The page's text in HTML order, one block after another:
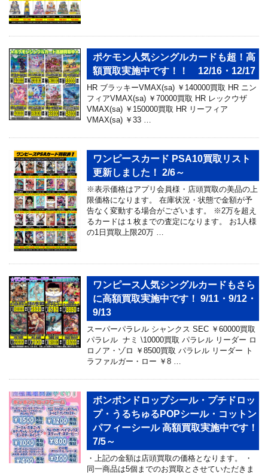
ポケモン人気シングルカードも超！高
額買取実施中です！！ 12/16・12/17
HR ブラッキーVMAX(sa) ￥140000買取 HR ニン
フィアVMAX(sa) ￥70000買取 HR レックウザ
VMAX(sa) ￥150000買取 HR リーフィア
VMAX(sa) ￥33 …
ワンピースカード PSA10買取リスト
更新しました！ 2/6～
※表示価格はアプリ会員様・店頭買取の美品の上
限価格になります。 在庫状況・状態で金額が予
告なく変動する場合がございます。 ※2万を超え
るカードは１枚までの査定になります。 お1人様
の1日買取上限20万 …
ワンピース人気シングルカードもさら
に高額買取実施中です！ 9/11・9/12・
9/13
スーパーパラレル シャンクス SEC ￥60000買取
パラレル ナミ \10000買取 パラレル リーダー ロ
ロノア・ゾロ ￥8500買取 パラレル リーダー ト
ラファルガー・ロー ￥8 …
ボンボンドロップシール・プチドロッ
プ・うるちゅるPOPシール・コットン
パフィーシール 高額買取実施中です！
7/5～
・上記の金額は店頭買取の価格となります。 ・
同一商品は5個までのお買取とさせていただきま